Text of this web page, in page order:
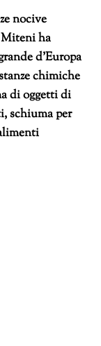
nocive
ha
d’Europa
chimiche
di oggetti di
schiuma per